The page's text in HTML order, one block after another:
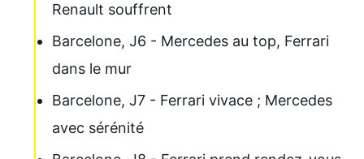
Renault souffrent
Barcelone, J6 - Mercedes au top, Ferrari
dans le mur
Barcelone, J7 - Ferrari vivace ; Mercedes
avec sérénité